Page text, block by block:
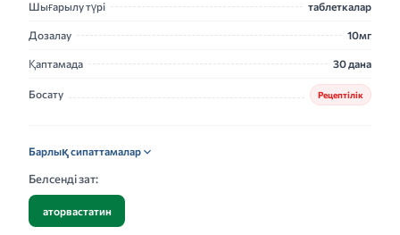
Шығарылу түрі таблеткалар
Дозалау 10мг
Қаптамада 30 дана
Босату Рецептілік
Барлық сипаттамалар
Белсенді зат:
аторвастатин